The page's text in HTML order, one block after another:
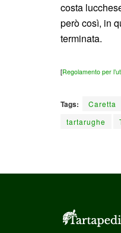
costa
però così, in
terminata.
[Regolamento per
Tags: Caretta
tartarughe